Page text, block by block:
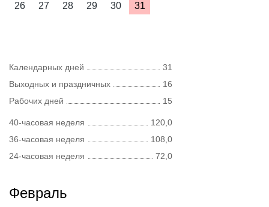
26
27 28 29 30 31
Календарных дней
31
Выходных и праздничных
16
Рабочих дней
15
40-часовая неделя
120,0
36-часовая неделя
108,0
24-часовая неделя
72,0
Февраль